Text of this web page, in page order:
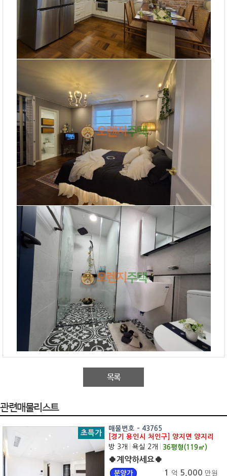
목록
관련매물리스트
초특가
매물번호 - 43765
[경기 용인시 처인구] 양지면 양지리
방 3개
욕실 2개 36평형(119㎡)
🍀계약하세요🍀
분양가 1 억 5,000 만원